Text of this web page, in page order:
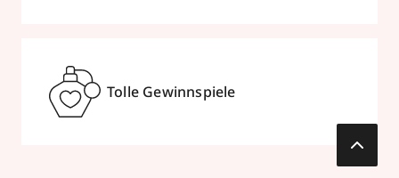
Tolle Gewinnspiele